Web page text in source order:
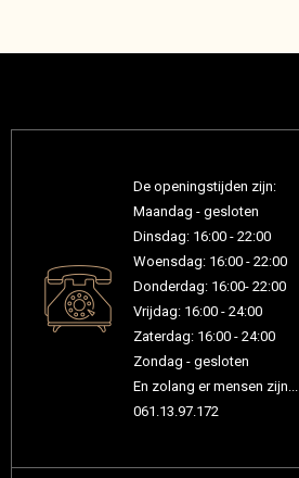
De openingstijden zijn:
Maandag - gesloten
Dinsdag: 16:00 - 22:00
Woensdag: 16:00 - 22:00
Donderdag: 16:00- 22:00
Vrijdag: 16:00 - 24:00
Zaterdag: 16:00 - 24:00
Zondag - gesloten
En zolang er mensen zijn...
061.13.97.172